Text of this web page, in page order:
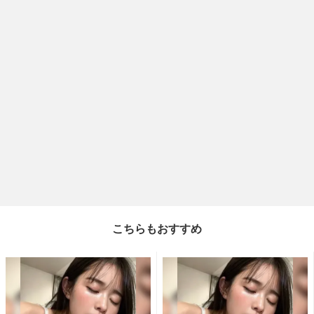
こちらもおすすめ